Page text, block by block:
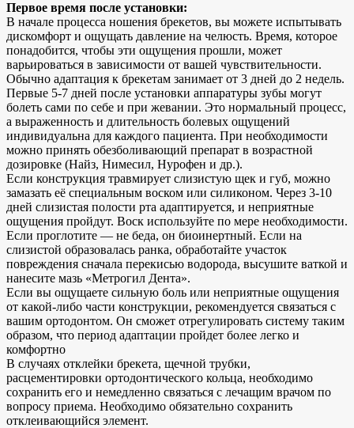
Первое время после установки:
В начале процесса ношения брекетов, вы можете испытывать
дискомфорт и ощущать давление на челюсть. Время, которое
понадобится, чтобы эти ощущения прошли, может
варьироваться в зависимости от вашей чувствительности.
Обычно адаптация к брекетам занимает от 3 дней до 2 недель.
Первые 5-7 дней после установки аппаратуры зубы могут
болеть сами по себе и при жевании. Это нормальный процесс,
а выраженность и длительность болевых ощущений
индивидуальна для каждого пациента. При необходимости
можно принять обезболивающий препарат в возрастной
дозировке (Найз, Нимесил, Нурофен и др.).
Если конструкция травмирует слизистую щек и губ, можно
замазать её специальным воском или силиконом. Через 3-10
дней слизистая полости рта адаптируется, и неприятные
ощущения пройдут. Воск используйте по мере необходимости.
Если проглотите — не беда, он биоинертный. Если на
слизистой образовалась ранка, обработайте участок
повреждения сначала перекисью водорода, высушите ваткой и
нанесите мазь «Метрогил Дента».
Если вы ощущаете сильную боль или неприятные ощущения
от какой-либо части конструкции, рекомендуется связаться с
вашим ортодонтом. Он сможет отрегулировать систему таким
образом, что период адаптации пройдет более легко и
комфортно
В случаях отклейки брекета, щечной трубки,
расцементировки ортодонтического кольца, необходимо
сохранить его и немедленно связаться с лечащим врачом по
вопросу приема. Необходимо обязательно сохранить
отклеивающийся элемент.